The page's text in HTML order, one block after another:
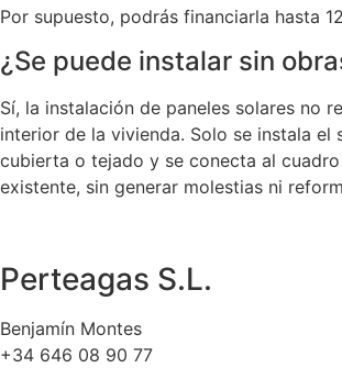
Por supuesto, podrás financiarla hasta
¿Se puede instalar sin
Sí, la instalación de paneles solares no
interior de la vivienda. Solo se instala el
cubierta o tejado y se conecta al
existente, sin generar molestias ni
Perteagas S.L.
Benjamín Montes
+34 646 08 90 77